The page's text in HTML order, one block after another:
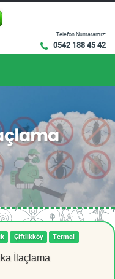
Telefon Numaramız:
0542 188 45 42
Çiftlikköy Termal
İlaçlama